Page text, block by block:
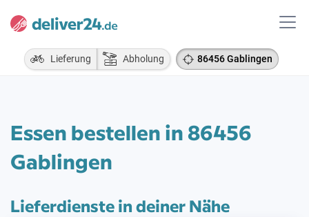
Lieferung Abholung 86456 Gablingen
Essen bestellen in 86456
Gablingen
Lieferdienste in deiner Nähe